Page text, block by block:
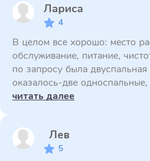
Лариса
4
В целом все хорошо: место
обслуживание, питание,
по запросу была
оказалось-две односпальные,
читать далее
Лев
5